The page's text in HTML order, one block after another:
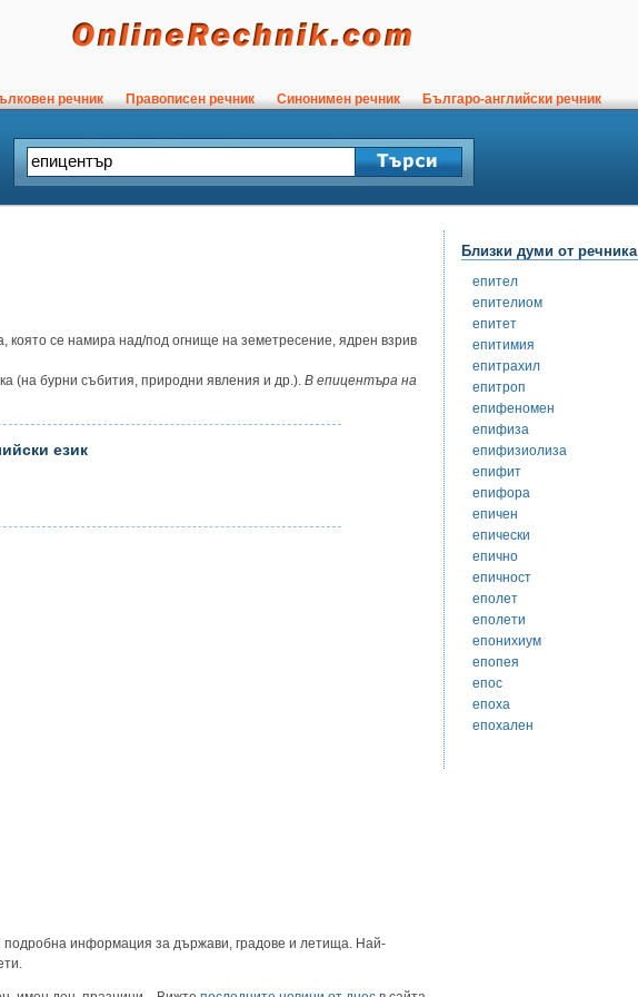
речник Правописен речник Синонимен речник Българо-английски речник
която се намира над/под огнище на земетресение, ядрен взрив
(на бурни събития, природни явления и др.). В епицентъра на
език
подробна информация за държави, градове и летища. Най-
Близки думи от речника
епител
епителиом
епитет
епитимия
епитрахил
епитроп
епифеномен
епифиза
епифизиолиза
епифит
епифора
епичен
епически
епично
епичност
еполет
еполети
епонихиум
епопея
епос
епоха
епохален